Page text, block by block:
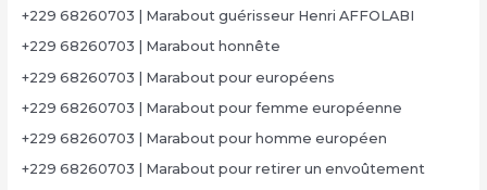
+229 68260703 | Marabout guérisseur Henri AFFOLABI
+229 68260703 | Marabout honnête
+229 68260703 | Marabout pour européens
+229 68260703 | Marabout pour femme européenne
+229 68260703 | Marabout pour homme européen
+229 68260703 | Marabout pour retirer un envoûtement